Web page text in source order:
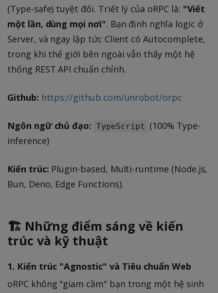
(Type-safe) tuyệt đối. Triết lý của oRPC là: "Viết
một lần, dùng mọi nơi". Bạn định nghĩa logic ở
Server, và ngay lập tức Client có Autocomplete,
trong khi thế giới bên ngoài vẫn thấy một hệ
thống REST API chuẩn chỉnh.
Github: https://github.com/unrobot/orpc
Ngôn ngữ chủ đạo: TypeScript
(100% Type-
inference)
Kiến trúc: Plugin-based, Multi-runtime (Node.js,
Bun, Deno, Edge Functions).
🏗️ Những điểm sáng về kiến
trúc và kỹ thuật
1. Kiến trúc "Agnostic" và Tiêu chuẩn Web
oRPC không "giam cầm" bạn trong một hệ sinh